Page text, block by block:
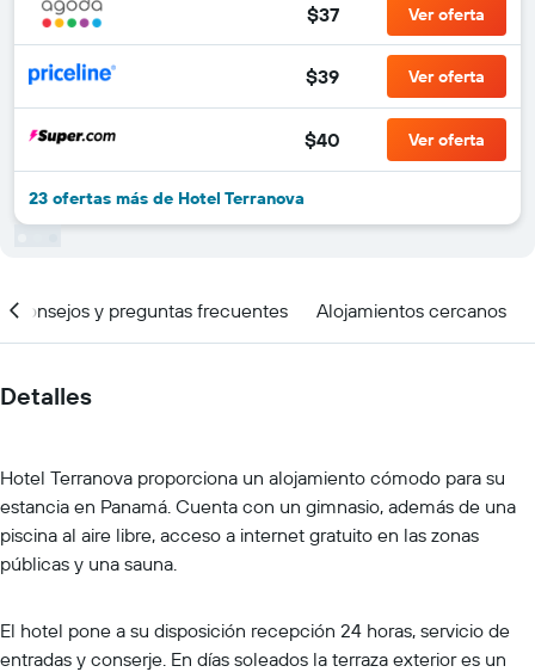
$37 Ver oferta
$39 Ver oferta
$40 Ver oferta
23 ofertas más de Hotel Terranova
Consejos y preguntas frecuentes Alojamientos cercanos
Detalles
Hotel Terranova proporciona un alojamiento cómodo para su
estancia en Panamá. Cuenta con un gimnasio, además de una
piscina al aire libre, acceso a internet gratuito en las zonas
públicas y una sauna.
El hotel pone a su disposición recepción 24 horas, servicio de
entradas y conserje. En días soleados la terraza exterior es un